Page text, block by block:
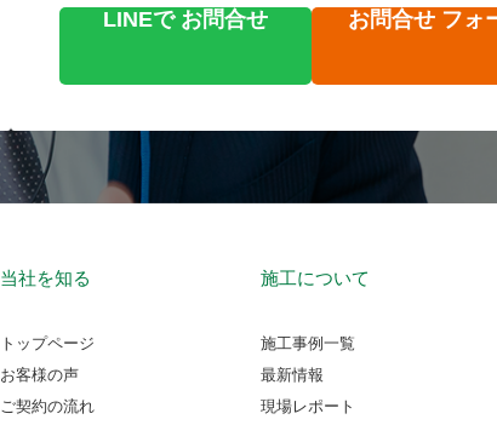
LINEで お問合せ お問合せ フォ
当社を知る
トップページ
お客様の声
ご契約の流れ
施工について
施工事例一覧
最新情報
現場レポート